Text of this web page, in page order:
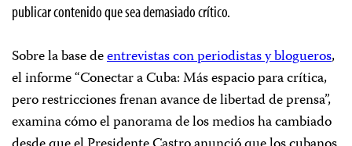
publicar contenido que sea demasiado crítico.
Sobre la base deentrevistas con periodistas y blogueros,
el informe “Conectar a Cuba: Más espacio para crítica,
pero restricciones frenan avance de libertad de prensa”,
examina cómo el panorama de los medios ha cambiado